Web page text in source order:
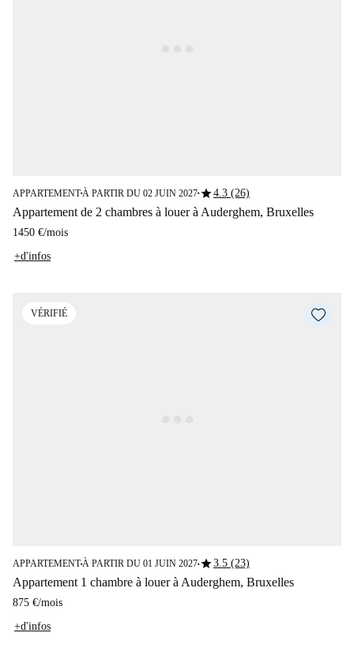
APPARTEMENT■À PARTIR DU 02 JUIN 2027■star4.3 (26)
Appartement de 2 chambres à louer à Auderghem, Bruxelles
1450 €/mois
+d'infos
VÉRIFIÉ
APPARTEMENT■À PARTIR DU 01 JUIN 2027■star3.5 (23)
Appartement 1 chambre à louer à Auderghem, Bruxelles
875 €/mois
+d'infos